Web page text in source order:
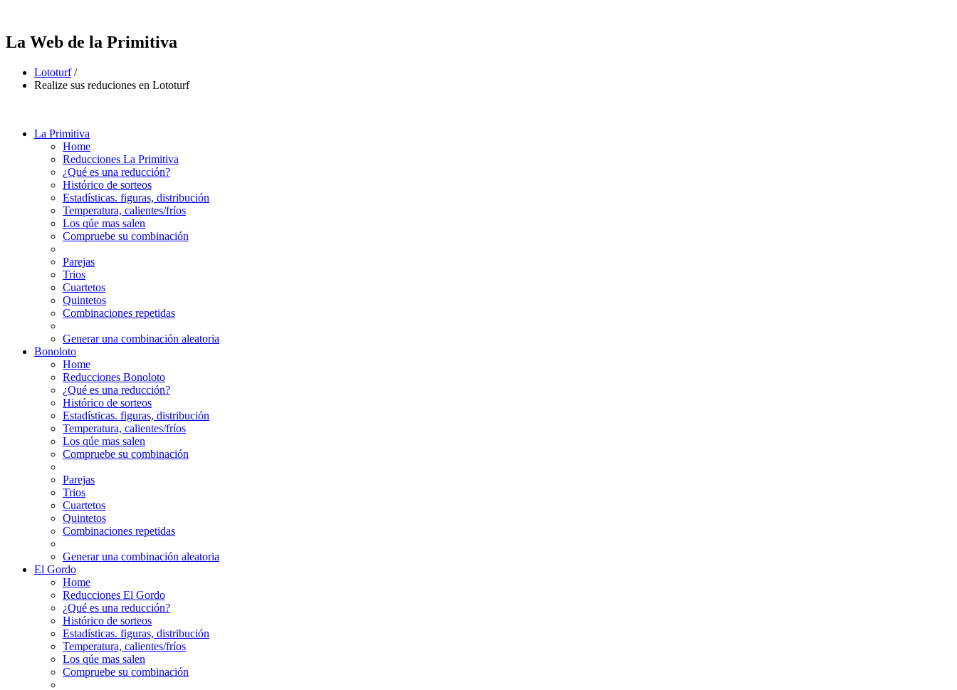
La Web de la Primitiva
Lototurf /
Realize sus reduciones en Lototurf
La Primitiva
Home
Reducciones La Primitiva
¿Qué es una reducción?
Histórico de sorteos
Estadísticas. figuras, distribución
Temperatura, calientes/fríos
Los qúe mas salen
Compruebe su combinación
Parejas
Trios
Cuartetos
Quintetos
Combinaciones repetidas
Generar una combinación aleatoria
Bonoloto
Home
Reducciones Bonoloto
¿Qué es una reducción?
Histórico de sorteos
Estadísticas. figuras, distribución
Temperatura, calientes/fríos
Los qúe mas salen
Compruebe su combinación
Parejas
Trios
Cuartetos
Quintetos
Combinaciones repetidas
Generar una combinación aleatoria
El Gordo
Home
Reducciones El Gordo
¿Qué es una reducción?
Histórico de sorteos
Estadísticas. figuras, distribución
Temperatura, calientes/fríos
Los qúe mas salen
Compruebe su combinación